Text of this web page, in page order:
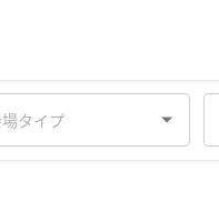
タイプ